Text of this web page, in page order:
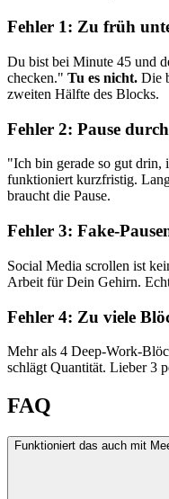
Fehler 1: Zu früh
Du bist bei Minute 45 und
checken." Tu es nicht. Die
zweiten Hälfte des Blocks.
Fehler 2: Pause
"Ich bin gerade so gut drin,
funktioniert kurzfristig.
braucht die Pause.
Fehler 3: Fake-
Social Media scrollen ist
Arbeit für Dein Gehirn.
Fehler 4: Zu viele
Mehr als 4 Deep-Work-
schlägt Quantität. Lieber 3
FAQ
Funktioniert das auch mit